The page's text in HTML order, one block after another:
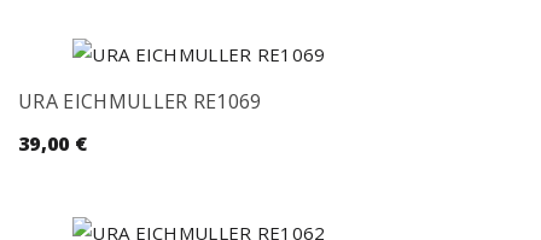
URA EICHMULLER RE1069
39,00 €